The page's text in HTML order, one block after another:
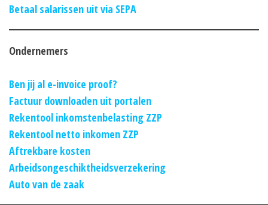
Betaal salarissen uit via SEPA
Ondernemers
Ben jij al e-invoice proof?
Factuur downloaden uit portalen
Rekentool inkomstenbelasting ZZP
Rekentool netto inkomen ZZP
Aftrekbare kosten
Arbeidsongeschiktheidsverzekering
Auto van de zaak